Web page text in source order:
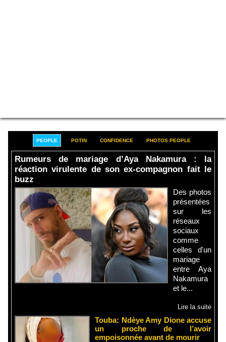
PEOPLE POTIN CONFIDENCE PHOTOS PEOPLE
Rumeurs de mariage d’Aya Nakamura : la
réaction virulente de son ex-compagnon fait le
buzz
Des photos
présentées
sur les
réseaux
sociaux
comme
celles d'un
mariage
entre Aya
Nakamura
et le...
Lire la suite
Touba: Ndèye Amy Dione accuse
un proche de l’avoir
empoisonnée avant de mourir